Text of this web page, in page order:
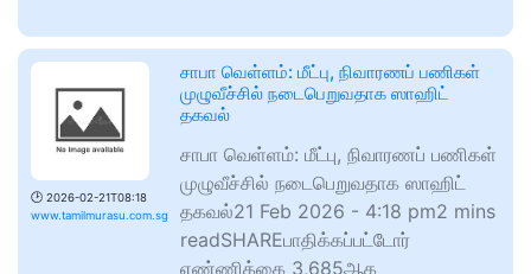
🕑 2026-02-21T08:18
www.tamilmurasu.com.sg
சாபா வெள்ளம்: மீட்பு, நிவாரணப் பணிகள்
முழுவீச்சில் நடைபெறுவதாக ஸாஹிட்
தகவல்
சாபா வெள்ளம்: மீட்பு, நிவாரணப் பணிகள்
முழுவீச்சில் நடைபெறுவதாக ஸாஹிட்
தகவல்21 Feb 2026 - 4:18 pm2 mins
readSHAREபாதிக்கப்பட்டோர்
எண்ணிக்கை 3,685ஆக